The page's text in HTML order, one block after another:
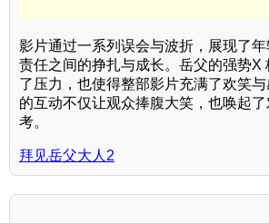
影片通过一系列误会与波折，展现了
责任之间的挣扎与成长。岳父的强势X
了压力，也使得整部影片充满了欢笑与
的互动不仅让观众捧腹大笑，也唤起
考。
拜见岳父大人2